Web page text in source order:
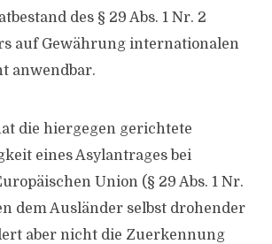
des § 29 Abs. 1 Nr. 2
auf Gewährung internationalen
anwendbar.
die hiergegen gerichtete
eines Asylantrages bei
Union (§ 29 Abs. 1 Nr.
dem Ausländer selbst drohender
aber nicht die Zuerkennung